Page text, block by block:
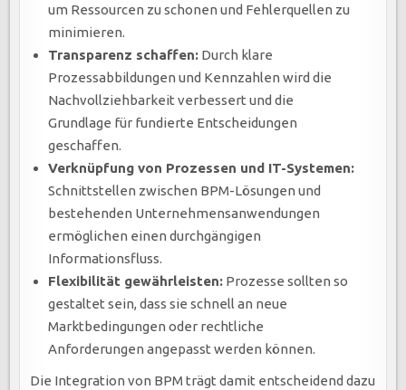
um Ressourcen zu schonen und Fehlerquellen zu
minimieren.
Transparenz schaffen: Durch klare
Prozessabbildungen und Kennzahlen wird die
Nachvollziehbarkeit verbessert und die
Grundlage für fundierte Entscheidungen
geschaffen.
Verknüpfung von Prozessen und IT-Systemen:
Schnittstellen zwischen BPM-Lösungen und
bestehenden Unternehmensanwendungen
ermöglichen einen durchgängigen
Informationsfluss.
Flexibilität gewährleisten: Prozesse sollten so
gestaltet sein, dass sie schnell an neue
Marktbedingungen oder rechtliche
Anforderungen angepasst werden können.
Die Integration von BPM trägt damit entscheidend dazu